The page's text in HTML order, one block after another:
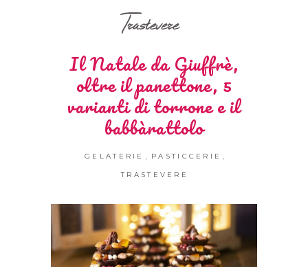
Trastevere
Il Natale da Giuffrè,
oltre il panettone, 5
varianti di torrone e il
babbàrattolo
GELATERIE PASTICCERIE
TRASTEVERE